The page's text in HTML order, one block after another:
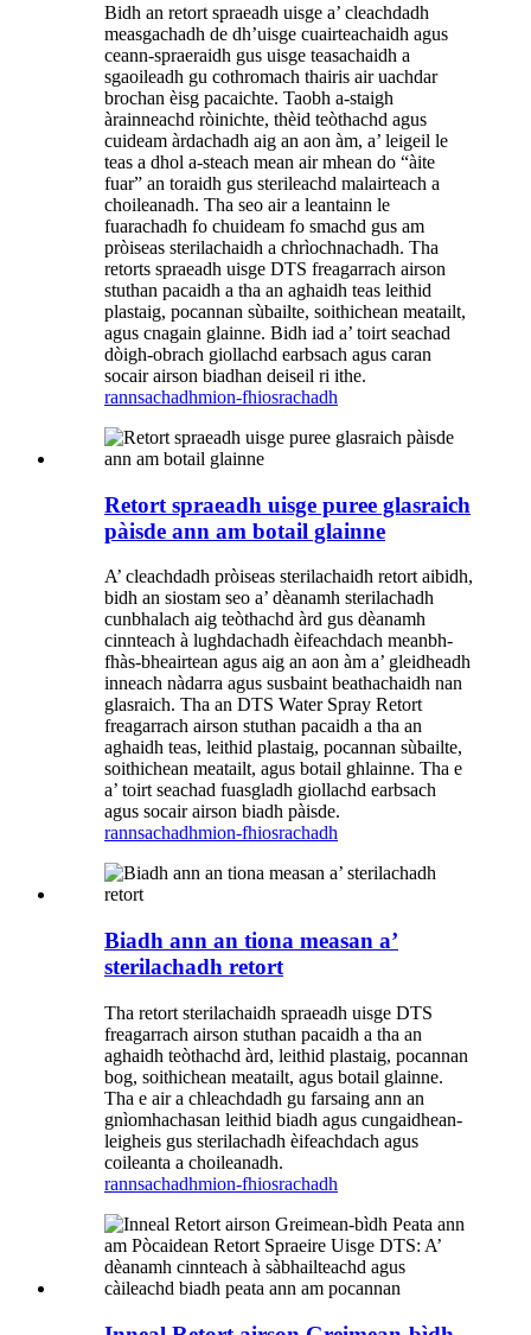
Bidh an retort spraeadh uisge a’ cleachdadh
measgachadh de dh’uisge cuairteachaidh agus
ceann-spraeraidh gus uisge teasachaidh a
sgaoileadh gu cothromach thairis air uachdar
brochan èisg pacaichte. Taobh a-staigh
àrainneachd ròinichte, thèid teòthachd agus
cuideam àrdachadh aig an aon àm, a’ leigeil le
teas a dhol a-steach mean air mhean do “àite
fuar” an toraidh gus sterileachd malairteach a
choileanadh. Tha seo air a leantainn le
fuarachadh fo chuideam fo smachd gus am
pròiseas sterilachaidh a chrìochnachadh. Tha
retorts spraeadh uisge DTS freagarrach airson
stuthan pacaidh a tha an aghaidh teas leithid
plastaig, pocannan sùbailte, soithichean meatailt,
agus cnagain glainne. Bidh iad a’ toirt seachad
dòigh-obrach giollachd earbsach agus caran
socair airson biadhan deiseil ri ithe.
rannsachadhmion-fhiosrachadh
Retort spraeadh uisge puree glasraich
pàisde ann am botail glainne
A’ cleachdadh pròiseas sterilachaidh retort aibidh,
bidh an siostam seo a’ dèanamh sterilachadh
cunbhalach aig teòthachd àrd gus dèanamh
cinnteach à lughdachadh èifeachdach meanbh-
fhàs-bheairtean agus aig an aon àm a’ gleidheadh
​​inneach nàdarra agus susbaint beathachaidh nan
glasraich. Tha an DTS Water Spray Retort
freagarrach airson stuthan pacaidh a tha an
aghaidh teas, leithid plastaig, pocannan sùbailte,
soithichean meatailt, agus botail ghlainne. Tha e
a’ toirt seachad fuasgladh giollachd earbsach
agus socair airson biadh pàisde.
rannsachadhmion-fhiosrachadh
Biadh ann an tiona measan a’
sterilachadh retort
Tha retort sterilachaidh spraeadh uisge DTS
freagarrach airson stuthan pacaidh a tha an
aghaidh teòthachd àrd, leithid plastaig, pocannan
bog, soithichean meatailt, agus botail glainne.
Tha e air a chleachdadh gu farsaing ann an
gnìomhachasan leithid biadh agus cungaidhean-
leigheis gus sterilachadh èifeachdach agus
coileanta a choileanadh.
rannsachadhmion-fhiosrachadh